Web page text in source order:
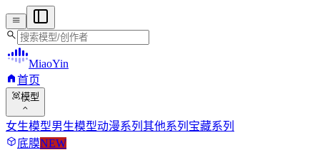
menu
search
MiaoYin
home首页
view_in_ar模型
expand_more
女生模型男生模型动漫系列 其他系列 宝藏系列
deployed_code底膜NEW